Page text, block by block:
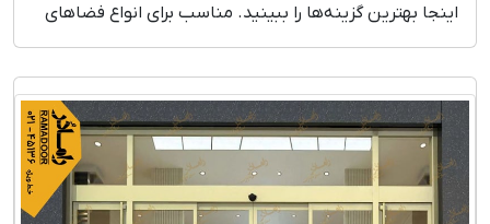
اینجا بهترین گزینه‌ها را ببینید. مناسب برای انواع فضاهای
ساختمانی و تجاری.